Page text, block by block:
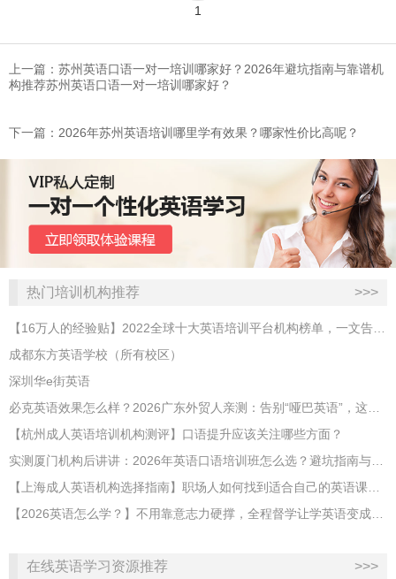
1
上一篇：苏州英语口语一对一培训哪家好？2026年避坑指南与靠谱机
构推荐苏州英语口语一对一培训哪家好？
下一篇：2026年苏州英语培训哪里学有效果？哪家性价比高呢？
热门培训机构推荐 >>>
【16万人的经验贴】2022全球十大英语培训平台机构榜单，一文告诉你
成都东方英语学校（所有校区）
深圳华e街英语
必克英语效果怎么样？2026广东外贸人亲测：告别“哑巴英语”，这才是成年人最高效的自救指南！
【杭州成人英语培训机构测评】口语提升应该关注哪些方面？
实测厦门机构后讲讲：2026年英语口语培训班怎么选？避坑指南与高效学习新范式
【上海成人英语机构选择指南】职场人如何找到适合自己的英语课程？
【2026英语怎么学？】不用靠意志力硬撑，全程督学让学英语变成日常习惯
在线英语学习资源推荐 >>>